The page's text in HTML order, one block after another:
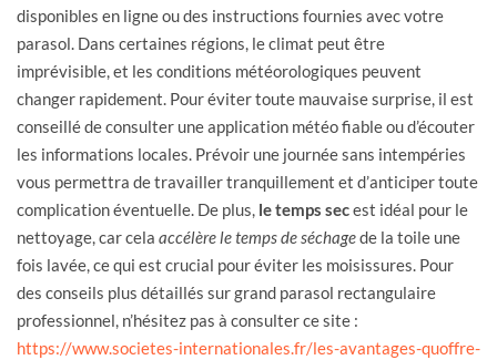
disponibles en ligne ou des instructions fournies avec votre
parasol. Dans certaines régions, le climat peut être
imprévisible, et les conditions météorologiques peuvent
changer rapidement. Pour éviter toute mauvaise surprise, il est
conseillé de consulter une application météo fiable ou d’écouter
les informations locales. Prévoir une journée sans intempéries
vous permettra de travailler tranquillement et d’anticiper toute
complication éventuelle. De plus, le temps secest idéal pour le
nettoyage, car cela accélère le temps de séchagede la toile une
fois lavée, ce qui est crucial pour éviter les moisissures. Pour
des conseils plus détaillés sur grand parasol rectangulaire
professionnel, n’hésitez pas à consulter ce site :
https://www.societes-internationales.fr/les-avantages-quoffre-